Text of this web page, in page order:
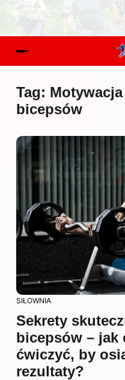
Tag:
bicepsów
SIŁOWNIA
Sekrety
bicepsów – jak
ćwiczyć, by
rezultaty?